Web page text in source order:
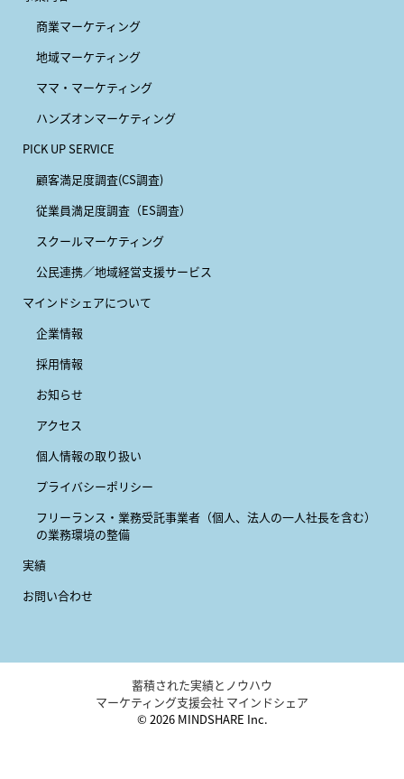
商業マーケティング
地域マーケティング
ママ・マーケティング
ハンズオンマーケティング
PICK UP SERVICE
顧客満足度調査(CS調査)
従業員満足度調査（ES調査）
スクールマーケティング
公民連携／地域経営支援サービス
マインドシェアについて
企業情報
採用情報
お知らせ
アクセス
個人情報の取り扱い
プライバシーポリシー
フリーランス・業務受託事業者 （個人、法人の一人社長を含む）
の業務環境の整備
実績
お問い合わせ
蓄積された実績とノウハウ
マーケティング支援会社 マインドシェア
© 2026 MINDSHARE Inc.